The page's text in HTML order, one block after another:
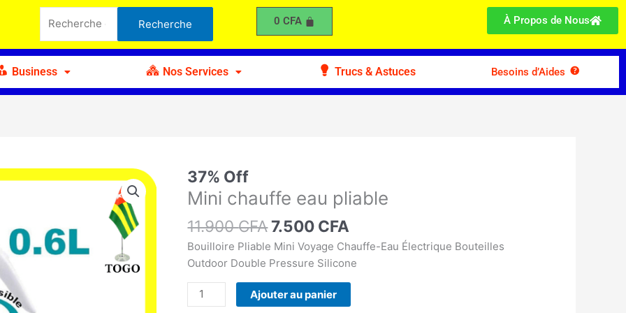
pour :
Recherche 0 CFA À Propos de Nous
Business Nos Services Trucs & Astuces Besoins d’Aides
37% Off
Mini chauffe eau pliable
11.900CFA
prix
initial
était :
11.900 CFA.
7.500 CFA
prix
actuel
7.500 CFA.
Bouilloire Pliable Mini Voyage Chauffe-Eau Électrique Bouteilles
Outdoor Double Pressure Silicone
quantité
de
Mini
chauffe
eau
pliable
Ajouter au panier
était :
11.900 CFA.
est :